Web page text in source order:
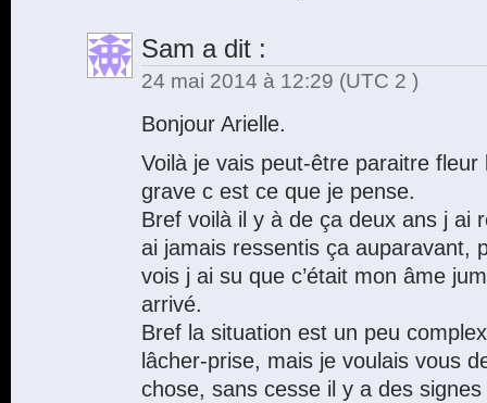
Sam a dit :
24 mai 2014 à 12:29 (UTC 2 )
Bonjour Arielle.
Voilà je vais peut-être paraitre fleur
grave c est ce que je pense.
Bref voilà il y à de ça deux ans j ai
ai jamais ressentis ça auparavant,
vois j ai su que c’était mon âme
arrivé.
Bref la situation est un peu
lâcher-prise, mais je voulais vous
chose, sans cesse il y a des